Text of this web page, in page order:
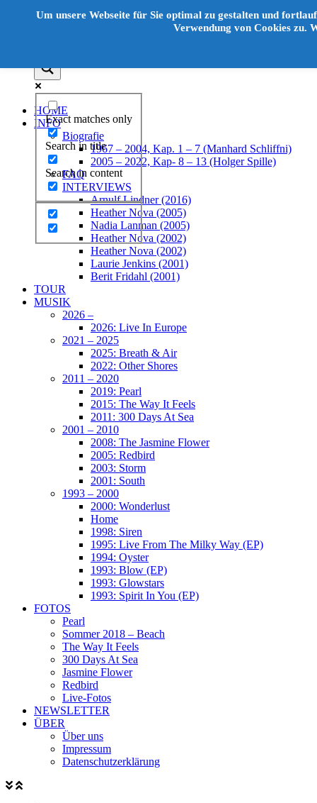
Exact matches only
Search in title
Search in content
HOME
INFO
Biografie
1967 – 2004, Kap. 1 – 7 (Manhard Schliffni)
2005 – 2022, Kap- 8 – 13 (Holger Spille)
FAQ
INTERVIEWS
Arnulf Lindner (2016)
Heather Nova (2005)
Nadia Lanman (2005)
Heather Nova (2002)
Heather Nova (2002)
Laurie Jenkins (2001)
Berit Fridahl (2001)
TOUR
MUSIK
2026 –
2026: Live In Europe
2021 – 2025
2025: Breath & Air
2022: Other Shores
2011 – 2020
2019: Pearl
2015: The Way It Feels
2011: 300 Days At Sea
2001 – 2010
2008: The Jasmine Flower
2005: Redbird
2003: Storm
2001: South
1993 – 2000
2000: Wonderlust
Home
1998: Siren
1995: Live From The Milky Way (EP)
1994: Oyster
1993: Blow (EP)
1993: Glowstars
1993: Spirit In You (EP)
FOTOS
Pearl
Sommer 2018 – Beach
The Way It Feels
300 Days At Sea
Jasmine Flower
Redbird
Live-Fotos
NEWSLETTER
ÜBER
Über uns
Impressum
Datenschutzerklärung
Um unsere Webseite für Sie optimal zu gestalten und
Verwendung von Cookies zu.